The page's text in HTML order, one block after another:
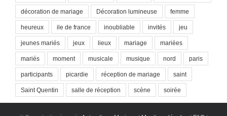
décoration de mariage Décoration lumineuse femme
heureux ile de france inoubliable invités jeu
jeunes mariés jeux lieux mariage mariées
mariés moment musicale musique nord paris
participants picardie réception de mariage saint
Saint Quentin salle de réception scène soirée